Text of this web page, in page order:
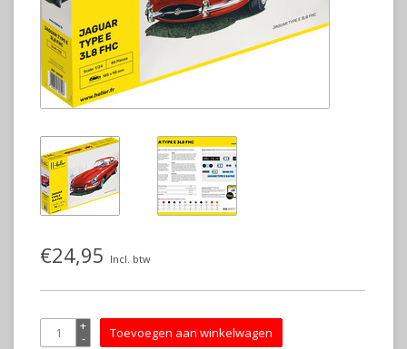
€24,95 Incl. btw
+
- Toevoegen aan winkelwagen